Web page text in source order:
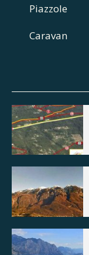
Piazzole
Caravan